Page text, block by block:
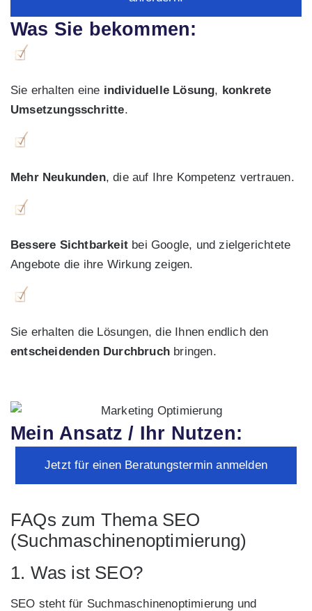
Was Sie bekommen:
Sie erhalten eine individuelle Lösung, konkrete
Umsetzungsschritte.
Mehr Neukunden, die auf Ihre Kompetenz vertrauen.
Bessere Sichtbarkeit bei Google, und zielgerichtete
Angebote die ihre Wirkung zeigen.
Sie erhalten die Lösungen, die Ihnen endlich den
entscheidenden Durchbruch bringen.
Mein Ansatz / Ihr Nutzen:
Jetzt für einen Beratungstermin anmelden
FAQs zum Thema SEO
(Suchmaschinenoptimierung)
1. Was ist SEO?
SEO steht für Suchmaschinenoptimierung und